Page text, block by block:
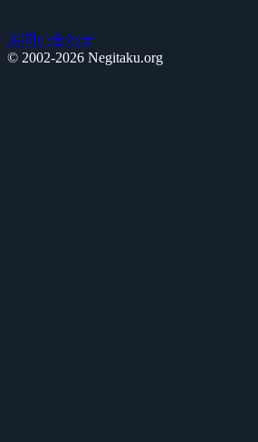
お問い合わせ
© 2002-2026 Negitaku.org